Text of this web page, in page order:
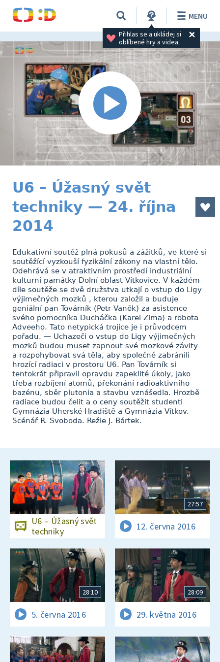
Přihlas se a ukládej si
oblíbené hry a videa.
MENU
U6 – Úžasný svět
techniky — 24. října
2014
Edukativní soutěž plná pokusů a zážitků, ve které si
soutěžící vyzkouší fyzikální zákony na vlastní tělo.
Odehrává se v atraktivním prostředí industriální
kulturní památky Dolní oblast Vítkovice. V každém
díle soutěže se dvě družstva utkají o vstup do Ligy
výjimečných mozků , kterou založil a buduje
geniální pan Továrník (Petr Vaněk) za asistence
svého pomocníka Ducháčka (Karel Zima) a robota
Adveeho. Tato netypická trojice je i průvodcem
pořadu. — Uchazeči o vstup do Ligy výjimečných
mozků budou muset zapnout své mozkové závity
a rozpohybovat svá těla, aby společně zabránili
hrozící radiaci v prostoru U6. Pan Továrník si
tentokrát připravil opravdu zapeklité úkoly, jako
třeba rozbíjení atomů, překonání radioaktivního
bazénu, sběr plutonia a stavbu vznášedla. Hrozbě
radiace budou čelit a o ceny soutěžit studenti
Gymnázia Uherské Hradiště a Gymnázia Vítkov.
Scénář R. Svoboda. Režie J. Bártek.
U6 – Úžasný svět
techniky
27:57
12. června 2016
28:10
5. června 2016
28:09
29. května 2016